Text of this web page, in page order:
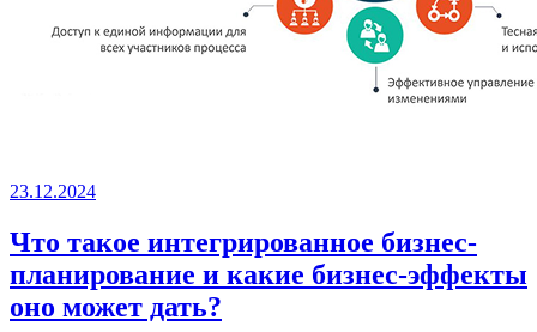
23.12.2024
Что такое интегрированное бизнес-
планирование и какие бизнес-эффекты
оно может дать?